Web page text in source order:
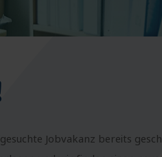
Jobvakanz bereits